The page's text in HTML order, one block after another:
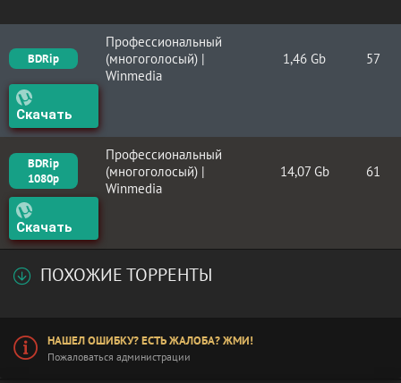
BDRip
Профессиональный
(многоголосый) |
Winmedia
1,46 Gb 57
Скачать
BDRip
1080p
Профессиональный
(многоголосый) |
Winmedia
14,07 Gb 61
Скачать
ПОХОЖИЕ ТОРРЕНТЫ
НАШЕЛ ОШИБКУ? ЕСТЬ ЖАЛОБА? ЖМИ!
Пожаловаться администрации